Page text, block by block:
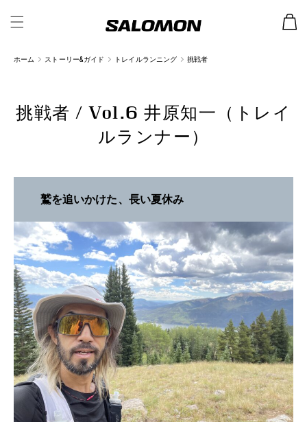
ー
ホーム ストーリー&ガイド トレイルランニング 挑戦者
挑戦者 / Vol.6 井原知一（トレイ
ルランナー）
鷲を追いかけた、長い夏休み